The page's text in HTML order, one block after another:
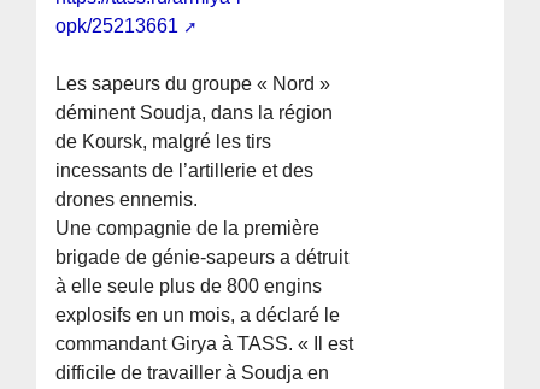
opk/25213661
Les sapeurs du groupe « Nord »
déminent Soudja, dans la région
de Koursk, malgré les tirs
incessants de l’artillerie et des
drones ennemis.
Une compagnie de la première
brigade de génie-sapeurs a détruit
à elle seule plus de 800 engins
explosifs en un mois, a déclaré le
commandant Girya à TASS. « Il est
difficile de travailler à Soudja en